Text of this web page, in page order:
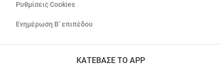
Ρυθμίσεις Cookies
Ενημέρωση Β’ επιπέδου
ΚΑΤΕΒΑΣΕ ΤΟ APP